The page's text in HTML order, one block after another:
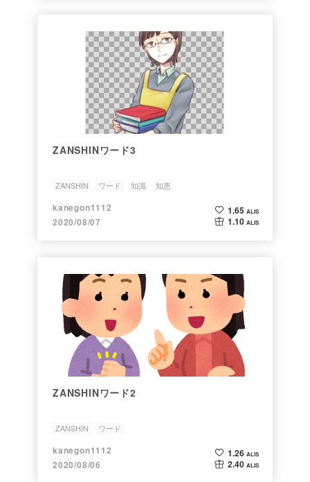
ZANSHINワード3
ZANSHIN ワード 知識 知恵
kanegon1112
2020/08/07
1.65 ALIS
1.10 ALIS
ZANSHINワード2
ZANSHIN ワード
kanegon1112
2020/08/06
1.26 ALIS
2.40 ALIS